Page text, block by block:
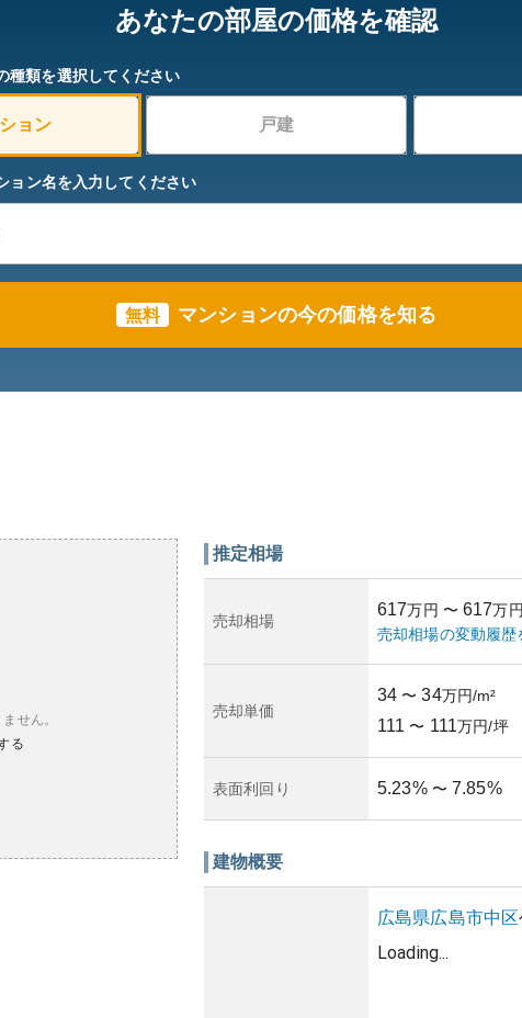
あなたの部屋の価格を確認
種類を選択してください
ョン 戸建
ョン名を入力してください
無料 マンションの今の価格を知る
せん。
る
推定相場
売却相場
617万円 〜 617万
売却相場の変動履歴
売却単価
34 〜 34万円/m²
111 〜 111万円/坪
表面利回り 5.23% 〜 7.85%
建物概要
広島県広島市中区
Loading...